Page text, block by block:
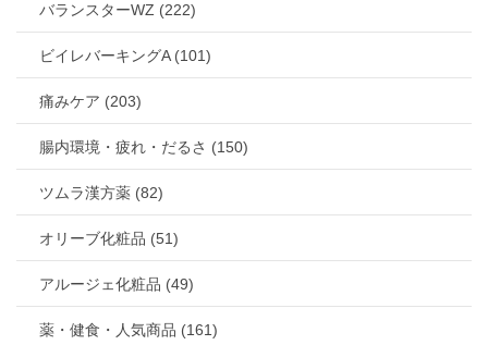
バランスターWZ (222)
ビイレバーキングA (101)
痛みケア (203)
腸内環境・疲れ・だるさ (150)
ツムラ漢方薬 (82)
オリーブ化粧品 (51)
アルージェ化粧品 (49)
薬・健食・人気商品 (161)